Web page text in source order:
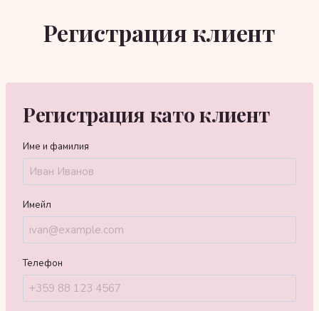
съдържанието
Регистрация клиент
Регистрация като клиент
Име и фамилия
Имейл
Телефон